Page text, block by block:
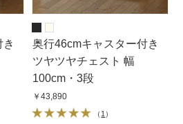
奥行46cmキャスター付き
ツヤツヤチェスト 幅
100cm・3段
￥43,890
（ 1 ）